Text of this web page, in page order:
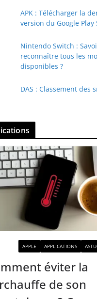
APK : Télécharger la
version du Google Play
Nintendo Switch :
reconnaître tous les
disponibles ?
DAS : Classement des
APPLE APPLICATIONS
éviter la
de son